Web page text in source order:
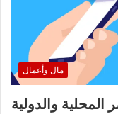
مال وأعمال
والدولية